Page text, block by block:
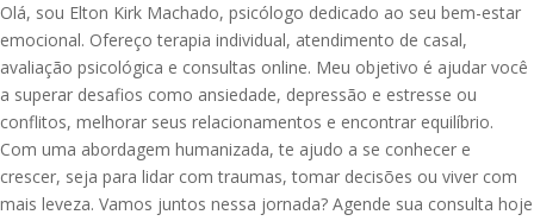
Olá, sou Elton Kirk Machado, psicólogo dedicado ao seu bem-estar
emocional. Ofereço terapia individual, atendimento de casal,
avaliação psicológica e consultas online. Meu objetivo é ajudar você
a superar desafios como ansiedade, depressão e estresse ou
conflitos, melhorar seus relacionamentos e encontrar equilíbrio.
Com uma abordagem humanizada, te ajudo a se conhecer e
crescer, seja para lidar com traumas, tomar decisões ou viver com
mais leveza. Vamos juntos nessa jornada? Agende sua consulta hoje